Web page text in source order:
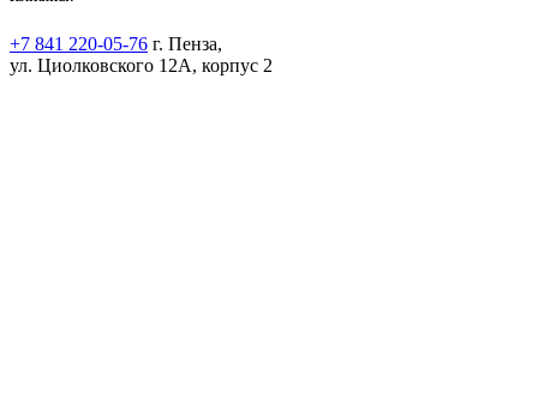
+7 841 220-05-76 г. Пенза,
ул. Циолковского 12А, корпус 2